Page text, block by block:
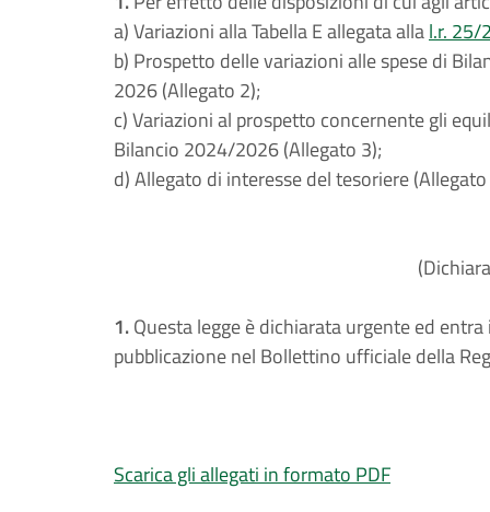
a) Variazioni alla Tabella E allegata allal.r. 25/
b) Prospetto delle variazioni alle spese di
2026 (Allegato 2);
c) Variazioni al prospetto concernente gli
Bilancio 2024/2026 (Allegato 3);
d) Allegato di interesse del tesoriere
1.Questa legge è dichiarata urgente ed
pubblicazione nel Bollettino ufficiale della
Scarica gli allegati in formato PDF